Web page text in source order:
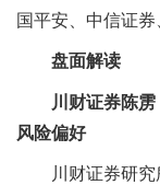
国平安、中信证
盘面解读
川财证券陈
风险偏好
川财证券研